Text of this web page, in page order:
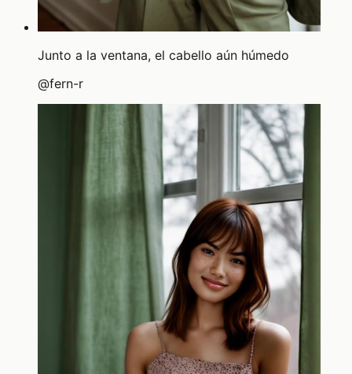
Junto a la ventana, el cabello aún húmedo
@fern-r